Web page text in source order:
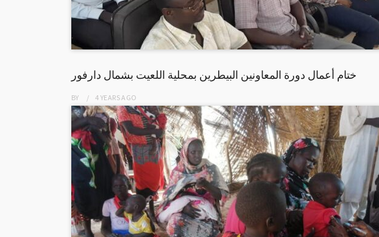
ختام أعمال دورة المعاونين البيطرين بمحلية اللعيت بشمال دارفور
BY 4 YEARSAGO